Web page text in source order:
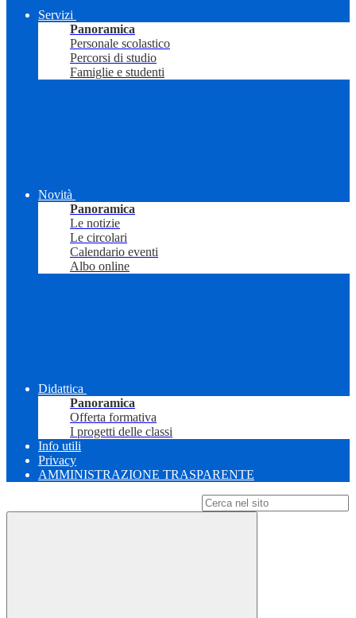
Servizi
Panoramica
Personale scolastico
Percorsi di studio
Famiglie e studenti
Novità
Panoramica
Le notizie
Le circolari
Calendario eventi
Albo online
Didattica
Panoramica
Offerta formativa
I progetti delle classi
Info utili
Privacy
AMMINISTRAZIONE TRASPARENTE